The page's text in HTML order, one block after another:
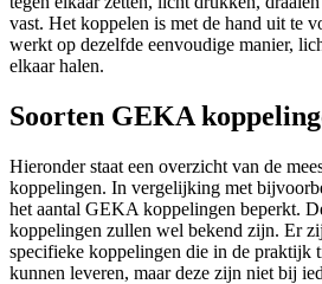
vast. Het koppelen is met de hand uit te
werkt op dezelfde eenvoudige manier,
elkaar halen.
Soorten GEKA
Hieronder staat een overzicht van de
koppelingen. In vergelijking met
het aantal GEKA koppelingen beperkt.
koppelingen zullen wel bekend zijn. Er
specifieke koppelingen die in de praktijk
kunnen leveren, maar deze zijn niet bij